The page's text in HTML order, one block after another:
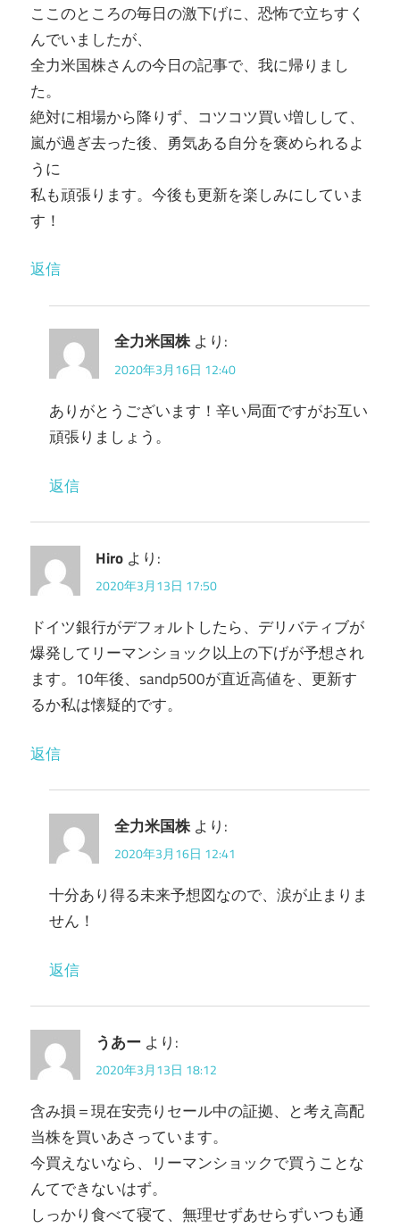
ここのところの毎日の激下げに、恐怖で立ちすく
んでいましたが、
全力米国株さんの今日の記事で、我に帰りまし
た。
絶対に相場から降りず、コツコツ買い増しして、
嵐が過ぎ去った後、勇気ある自分を褒められるよ
うに
私も頑張ります。今後も更新を楽しみにしていま
す！
返信
全力米国株 より:
2020年3月16日 12:40
ありがとうございます！辛い局面ですがお互い
頑張りましょう。
返信
Hiro より:
2020年3月13日 17:50
ドイツ銀行がデフォルトしたら、デリバティブが
爆発してリーマンショック以上の下げが予想され
ます。10年後、sandp500が直近高値を、更新す
るか私は懐疑的です。
返信
全力米国株 より:
2020年3月16日 12:41
十分あり得る未来予想図なので、涙が止まりま
せん！
返信
うあー より:
2020年3月13日 18:12
含み損＝現在安売りセール中の証拠、と考え高配
当株を買いあさっています。
今買えないなら、リーマンショックで買うことな
んてできないはず。
しっかり食べて寝て、無理せずあせらずいつも通